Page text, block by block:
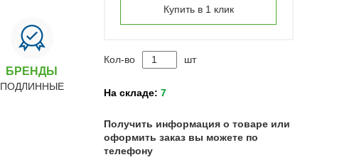
БРЕНДЫ
ПОДЛИННЫЕ
Купить в 1 клик
Кол-во шт
На складе: 7
Получить информация о товаре или
оформить заказ вы можете по
телефону